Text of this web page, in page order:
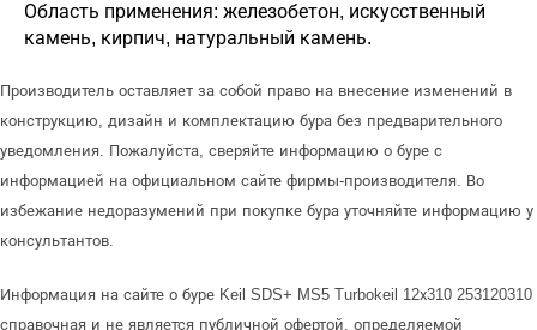
Область применения: железобетон, искусственный
камень, кирпич, натуральный камень.
Производитель оставляет за собой право на внесение изменений в
конструкцию, дизайн и комплектацию бура без предварительного
уведомления. Пожалуйста, сверяйте информацию о буре с
информацией на официальном сайте фирмы-производителя. Во
избежание недоразумений при покупке бура уточняйте информацию у
консультантов.
Информация на сайте о буре Keil SDS+ MS5 Turbokeil 12х310 253120310
справочная и не является публичной офертой, определяемой